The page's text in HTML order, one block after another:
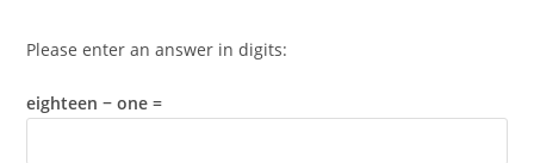
Please enter an answer in digits:
eighteen − one =